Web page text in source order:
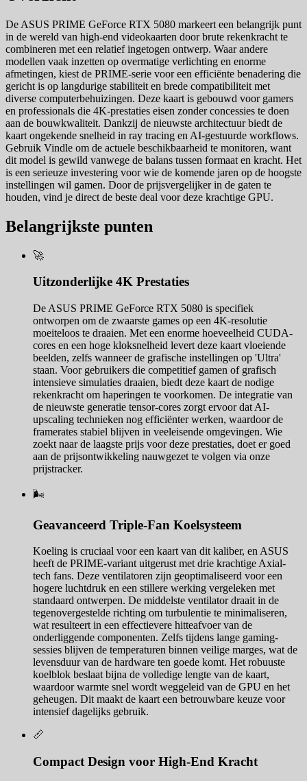
De ASUS PRIME GeForce RTX 5080 markeert een belangrijk punt
in de wereld van high-end videokaarten door brute rekenkracht te
combineren met een relatief ingetogen ontwerp. Waar andere
modellen vaak inzetten op overmatige verlichting en enorme
afmetingen, kiest de PRIME-serie voor een efficiënte benadering die
gericht is op langdurige stabiliteit en brede compatibiliteit met
diverse computerbehuizingen. Deze kaart is gebouwd voor gamers
en professionals die 4K-prestaties eisen zonder concessies te doen
aan de bouwkwaliteit. Dankzij de nieuwste architectuur biedt de
kaart ongekende snelheid in ray tracing en AI-gestuurde workflows.
Gebruik Vindle om de actuele beschikbaarheid te monitoren, want
dit model is gewild vanwege de balans tussen formaat en kracht. Het
is een serieuze investering voor wie de komende jaren op de hoogste
instellingen wil gamen. Door de prijsvergelijker in de gaten te
houden, vind je direct de beste deal voor deze krachtige GPU.
Belangrijkste punten
🚀
Uitzonderlijke 4K Prestaties
De ASUS PRIME GeForce RTX 5080 is specifiek
ontworpen om de zwaarste games op een 4K-resolutie
moeiteloos te draaien. Met een enorme hoeveelheid CUDA-
cores en een hoge kloksnelheid levert deze kaart vloeiende
beelden, zelfs wanneer de grafische instellingen op 'Ultra'
staan. Voor gebruikers die competitief gamen of grafisch
intensieve simulaties draaien, biedt deze kaart de nodige
rekenkracht om haperingen te voorkomen. De integratie van
de nieuwste generatie tensor-cores zorgt ervoor dat AI-
upscaling technieken nog efficiënter werken, waardoor de
framerates stabiel blijven in veeleisende omgevingen. Wie
zoekt naar de laagste prijs voor deze prestaties, doet er goed
aan de prijsontwikkeling nauwgezet te volgen via onze
prijstracker.
🌬️
Geavanceerd Triple-Fan Koelsysteem
Koeling is cruciaal voor een kaart van dit kaliber, en ASUS
heeft de PRIME-variant uitgerust met drie krachtige Axial-
tech fans. Deze ventilatoren zijn geoptimaliseerd voor een
hogere luchtdruk en een stillere werking vergeleken met
standaard ontwerpen. De middelste ventilator draait in de
tegenovergestelde richting om turbulentie te minimaliseren,
wat resulteert in een effectievere hitteafvoer van de
onderliggende componenten. Zelfs tijdens lange gaming-
sessies blijven de temperaturen binnen veilige marges, wat de
levensduur van de hardware ten goede komt. Het robuuste
koelblok beslaat bijna de volledige lengte van de kaart,
waardoor warmte snel wordt weggeleid van de GPU en het
geheugen. Dit maakt de kaart een betrouwbare keuze voor
intensief dagelijks gebruik.
📏
Compact Design voor High-End Kracht